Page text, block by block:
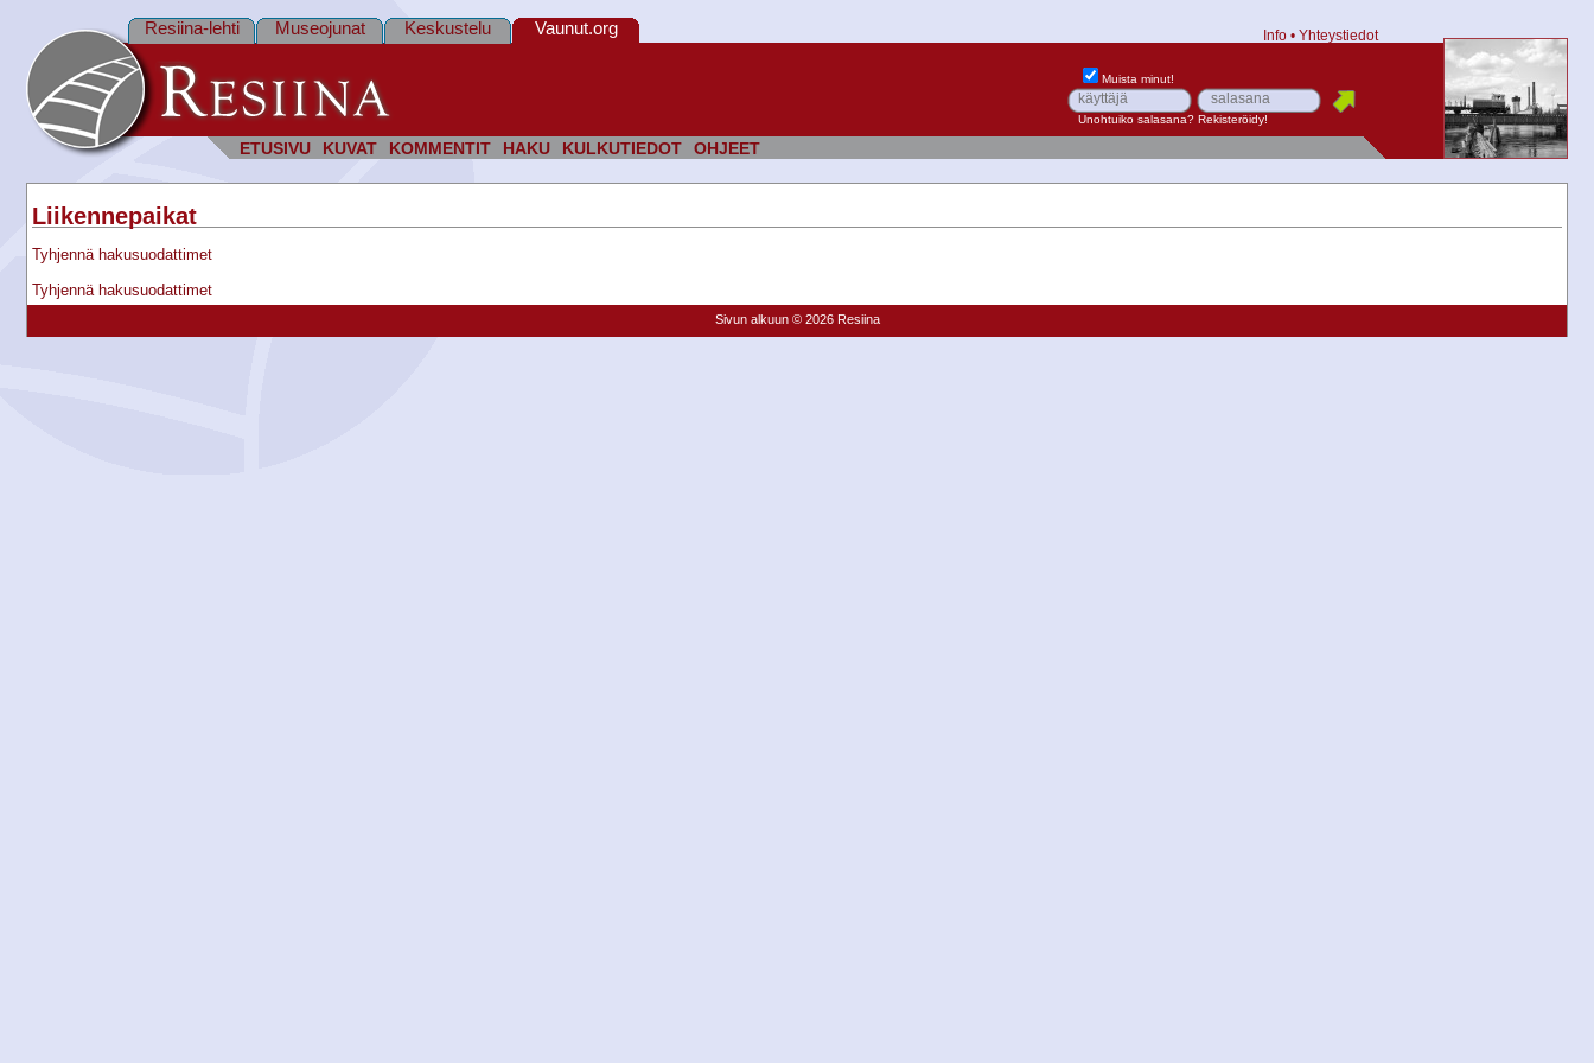
ETUSIVU KUVAT KOMMENTIT HAKU KULKUTIEDOT OHJEET
Resiina-lehti Museojunat Keskustelu Vaunut.org Info • Yhteystiedot
Muista minut!
Unohtuiko salasana? Rekisteröidy!
Liikennepaikat
Tyhjennä hakusuodattimet
Tyhjennä hakusuodattimet
Sivun alkuun © 2026 Resiina